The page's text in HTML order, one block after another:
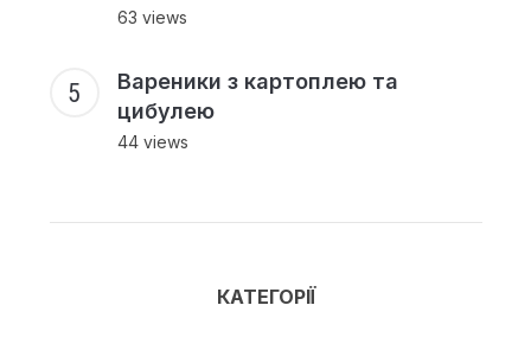
63 views
Вареники з картоплею та
цибулею
44 views
КАТЕГОРІЇ